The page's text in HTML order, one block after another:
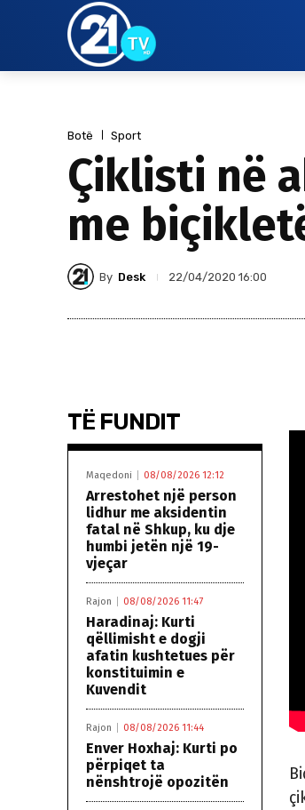
Botë Sport
Çiklisti në
me
By Desk 22/04/2020 16:00
TË FUNDIT
Maqedoni 08/08/2026 12:12
Arrestohet një person
lidhur me aksidentin
fatal në Shkup, ku dje
humbi jetën një 19-
vjeçar
Rajon 08/08/2026 11:47
Haradinaj: Kurti
qëllimisht e dogji
afatin kushtetues për
konstituimin e
Kuvendit
Rajon 08/08/2026 11:44
Enver Hoxhaj: Kurti po
përpiqet ta
nënshtrojë opozitën